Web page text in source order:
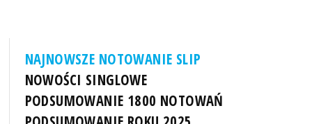
NAJNOWSZE NOTOWANIE SLIP
NOWOŚCI SINGLOWE
PODSUMOWANIE 1800 NOTOWAŃ